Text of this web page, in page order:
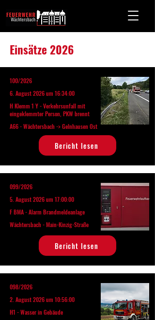
Einsätze 2026
100/2026
6. August 2026 um 16:34:00
H Klemm 1 Y - Verkehrsunfall mit
eingeklemmter Person, PKW brennt
A66 - Wächtersbach -> Gelnhausen Ost
Bericht lesen
099/2026
5. August 2026 um 17:00:00
F BMA - Alarm Brandmeldeanlage
Wächtersbach - Main-Kinzig-Straße
Bericht lesen
098/2026
2. August 2026 um 10:56:00
H1 - Wasser in Gebäude